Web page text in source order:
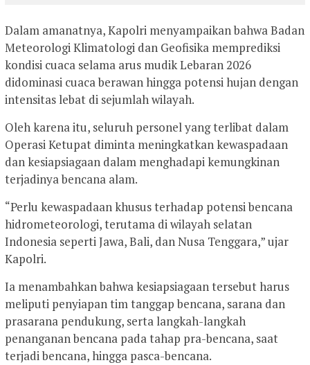
Dalam amanatnya, Kapolri menyampaikan bahwa Badan
Meteorologi Klimatologi dan Geofisika memprediksi
kondisi cuaca selama arus mudik Lebaran 2026
didominasi cuaca berawan hingga potensi hujan dengan
intensitas lebat di sejumlah wilayah.
Oleh karena itu, seluruh personel yang terlibat dalam
Operasi Ketupat diminta meningkatkan kewaspadaan
dan kesiapsiagaan dalam menghadapi kemungkinan
terjadinya bencana alam.
“Perlu kewaspadaan khusus terhadap potensi bencana
hidrometeorologi, terutama di wilayah selatan
Indonesia seperti Jawa, Bali, dan Nusa Tenggara,” ujar
Kapolri.
Ia menambahkan bahwa kesiapsiagaan tersebut harus
meliputi penyiapan tim tanggap bencana, sarana dan
prasarana pendukung, serta langkah-langkah
penanganan bencana pada tahap pra-bencana, saat
terjadi bencana, hingga pasca-bencana.